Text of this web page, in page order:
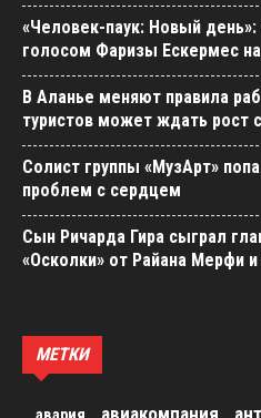
«Человек-паук: Новый
голосом Фаризы Ескермес
В Аланье меняют правила
туристов может ждать рост
Солист группы «МузАрт»
проблем с сердцем
Сын Ричарда Гира сыграл
«Осколки» от Райана Мерфи
МЕТКИ